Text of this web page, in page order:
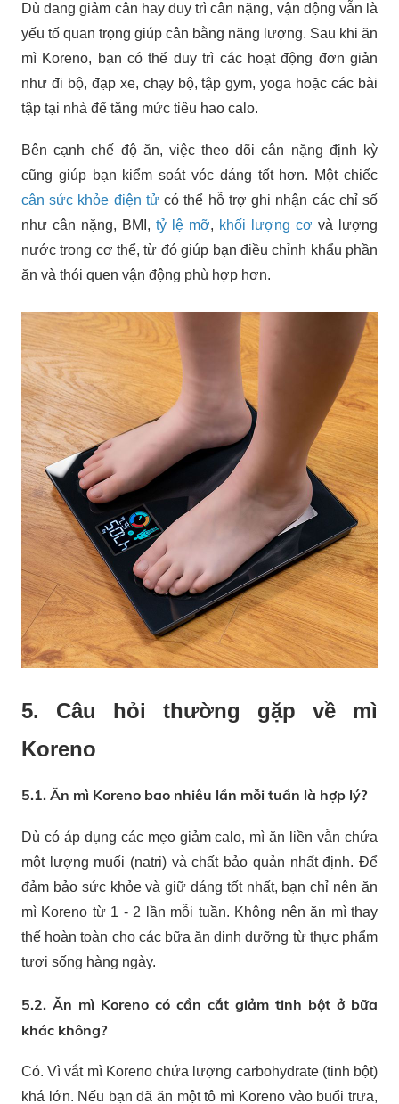
Dù đang giảm cân hay duy trì cân nặng, vận động vẫn là
yếu tố quan trọng giúp cân bằng năng lượng. Sau khi ăn
mì Koreno, bạn có thể duy trì các hoạt động đơn giản
như đi bộ, đạp xe, chạy bộ, tập gym, yoga hoặc các bài
tập tại nhà để tăng mức tiêu hao calo.
Bên cạnh chế độ ăn, việc theo dõi cân nặng định kỳ
cũng giúp bạn kiểm soát vóc dáng tốt hơn. Một chiếc
cân sức khỏe điện tửcó thể hỗ trợ ghi nhận các chỉ số
như cân nặng, BMI, tỷ lệ mỡ, khối lượng cơ và lượng
nước trong cơ thể, từ đó giúp bạn điều chỉnh khẩu phần
ăn và thói quen vận động phù hợp hơn.
5. Câu hỏi thường gặp về mì
Koreno
5.1. Ăn mì Koreno bao nhiêu lần mỗi tuần là hợp lý?
Dù có áp dụng các mẹo giảm calo, mì ăn liền vẫn chứa
một lượng muối (natri) và chất bảo quản nhất định. Để
đảm bảo sức khỏe và giữ dáng tốt nhất, bạn chỉ nên ăn
mì Koreno từ 1 - 2 lần mỗi tuần. Không nên ăn mì thay
thế hoàn toàn cho các bữa ăn dinh dưỡng từ thực phẩm
tươi sống hàng ngày.
5.2. Ăn mì Koreno có cần cắt giảm tinh bột ở bữa
khác không?
Có. Vì vắt mì Koreno chứa lượng carbohydrate (tinh bột)
khá lớn. Nếu bạn đã ăn một tô mì Koreno vào buổi trưa,